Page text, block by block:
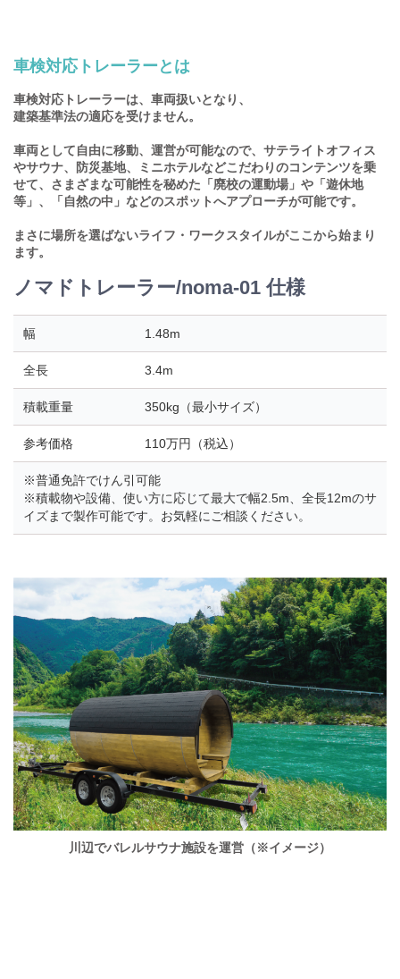
車検対応トレーラーとは
車検対応トレーラーは、車両扱いとなり、
建築基準法の適応を受けません。
車両として自由に移動、運営が可能なので、サテライトオフィス
やサウナ、防災基地、ミニホテルなどこだわりのコンテンツを乗
せて、さまざまな可能性を秘めた「廃校の運動場」や「遊休地
等」、「自然の中」などのスポットへアプローチが可能です。
まさに場所を選ばないライフ・ワークスタイルがここから始まり
ます。
ノマドトレーラー/noma-01 仕様
幅 1.48m
全長 3.4m
積載重量 350kg（最小サイズ）
参考価格 110万円（税込）
※普通免許でけん引可能
※積載物や設備、使い方に応じて最大で幅2.5m、全長12mのサ
イズまで製作可能です。お気軽にご相談ください。
川辺でバレルサウナ施設を運営（※イメージ）